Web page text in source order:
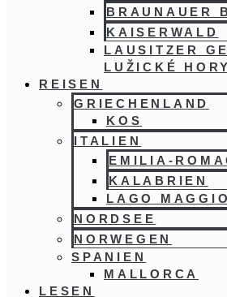
BRAUNAUER
KAISERWALD
LAUSITZER
LUŽICKÉ HORY
REISEN
GRIECHENLAND
KOS
ITALIEN
EMILIA-
KALABRIEN
LAGO
NORDSEE
NORWEGEN
SPANIEN
MALLORCA
LESEN